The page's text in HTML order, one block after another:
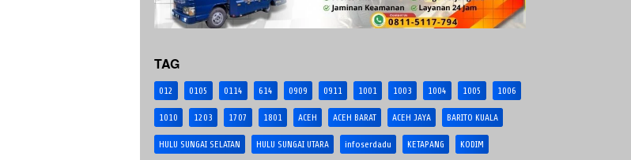
TAG
012 0105 0114 614 0909 0911 1001 1003 1004 1005 1006
1010 1203 1707 1801 ACEH ACEH BARAT ACEH JAYA BARITO KUALA
HULU SUNGAI SELATAN HULU SUNGAI UTARA infoserdadu KETAPANG KODIM